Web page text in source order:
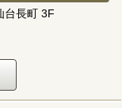
台長町 3F